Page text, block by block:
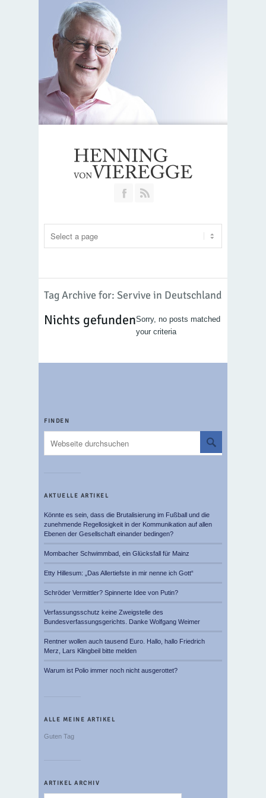
Join our Facebook Group
Tag Archive for: Servive in Deutschland
Nichts gefundenSorry, no posts matched
your criteria
FINDEN
AKTUELLE ARTIKEL
Könnte es sein, dass die Brutalisierung im Fußball und die
zunehmende Regellosigkeit in der Kommunikation auf allen
Ebenen der Gesellschaft einander bedingen?
Mombacher Schwimmbad, ein Glücksfall für Mainz
Etty Hillesum: „Das Allertiefste in mir nenne ich Gott“
Schröder Vermittler? Spinnerte Idee von Putin?
Verfassungsschutz keine Zweigstelle des
Bundesverfassungsgerichts. Danke Wolfgang Weimer
Rentner wollen auch tausend Euro. Hallo, hallo Friedrich
Merz, Lars Klingbeil bitte melden
Warum ist Polio immer noch nicht ausgerottet?
ALLE MEINE ARTIKEL
Guten Tag
ARTIKEL ARCHIV